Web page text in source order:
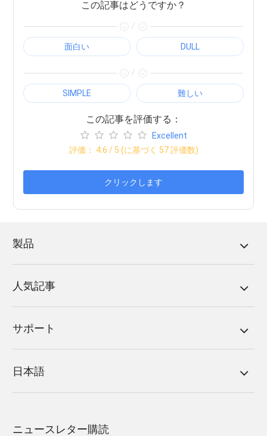
この記事はどうですか？
/
面白い DULL
/
SIMPLE 難しい
この記事を評価する：
Excellent
評価： 4.6 / 5 (に基づく 57評価数)
クリックします
製品
人気記事
サポート
日本語
ニュースレター購読